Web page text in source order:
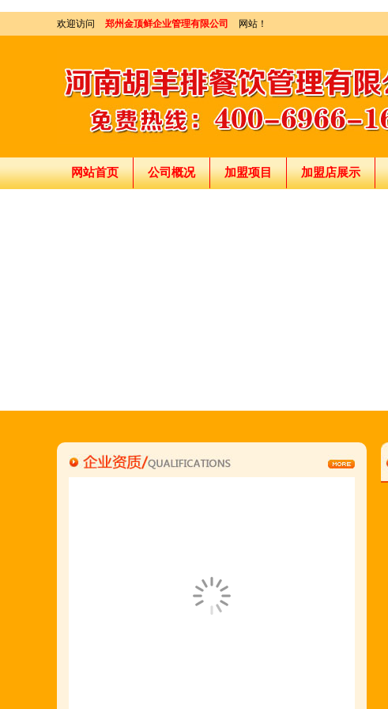
欢迎访问 郑州金顶鲜企业管理有限公司 网站！
网站首页 公司概况 加盟项目 加盟店展示
"胡羊排"是国家工商总局核准注册商标,
胡羊排餐饮管理有限公司所持有.
金顶鲜宁夏特色系列胡羊排烧烤火锅复合餐厅
国家注册商标,
有13年正规连锁加盟经验,